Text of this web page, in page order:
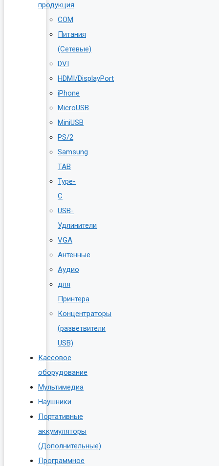
продукция
COM
Питания
(Сетевые)
DVI
HDMI/DisplayPort
iPhone
MicroUSB
MiniUSB
PS/2
Samsung
TAB
Type-
C
USB-
Удлинители
VGA
Антенные
Аудио
для
Принтера
Концентраторы
(разветвители
USB)
Кассовое
оборудование
Мультимедиа
Наушники
Портативные
аккумуляторы
(Дополнительные)
Программное